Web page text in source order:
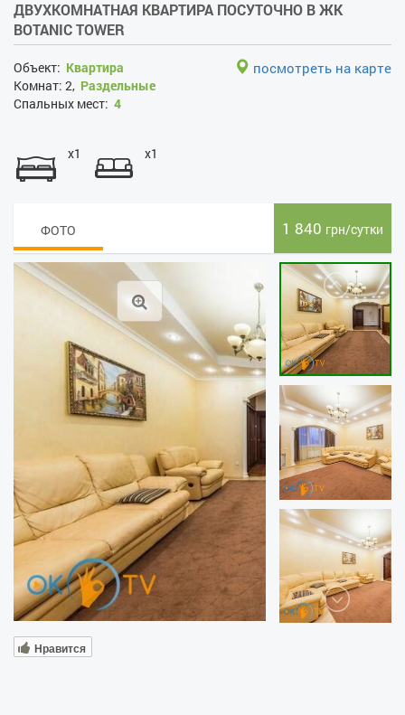
ДВУХКОМНАТНАЯ КВАРТИРА ПОСУТОЧНО В ЖК
BOTANIC TOWER
Объект: Квартира
Комнат: 2, Раздельные
Спальных мест: 4
посмотреть на карте
x1 x1
ФОТО 1 840 грн/сутки
Нравится